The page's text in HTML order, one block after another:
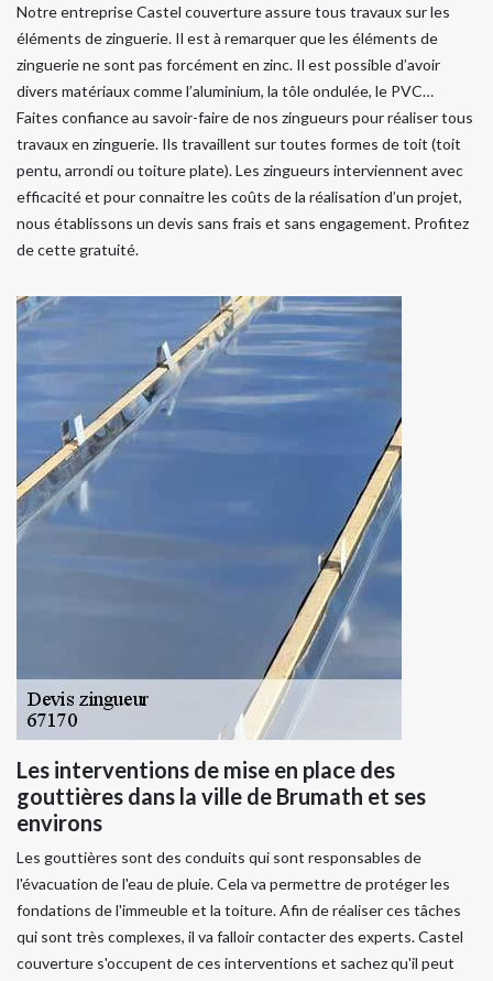
Notre entreprise Castel couverture assure tous travaux sur les
éléments de zinguerie. Il est à remarquer que les éléments de
zinguerie ne sont pas forcément en zinc. Il est possible d’avoir
divers matériaux comme l’aluminium, la tôle ondulée, le PVC…
Faites confiance au savoir-faire de nos zingueurs pour réaliser tous
travaux en zinguerie. Ils travaillent sur toutes formes de toit (toit
pentu, arrondi ou toiture plate). Les zingueurs interviennent avec
efficacité et pour connaitre les coûts de la réalisation d’un projet,
nous établissons un devis sans frais et sans engagement. Profitez
de cette gratuité.
Les interventions de mise en place des
gouttières dans la ville de Brumath et ses
environs
Les gouttières sont des conduits qui sont responsables de
l'évacuation de l'eau de pluie. Cela va permettre de protéger les
fondations de l'immeuble et la toiture. Afin de réaliser ces tâches
qui sont très complexes, il va falloir contacter des experts. Castel
couverture s'occupent de ces interventions et sachez qu'il peut